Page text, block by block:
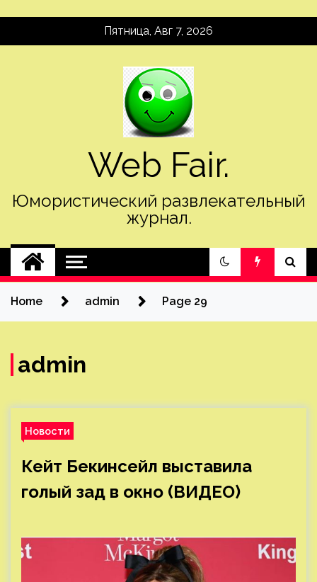
Пятница, Авг 7, 2026
Web Fair.
Юмористический развлекательный
журнал.
Home admin Page 29
admin
Новости
Кейт Бекинсейл выставила
голый зад в окно (ВИДЕО)